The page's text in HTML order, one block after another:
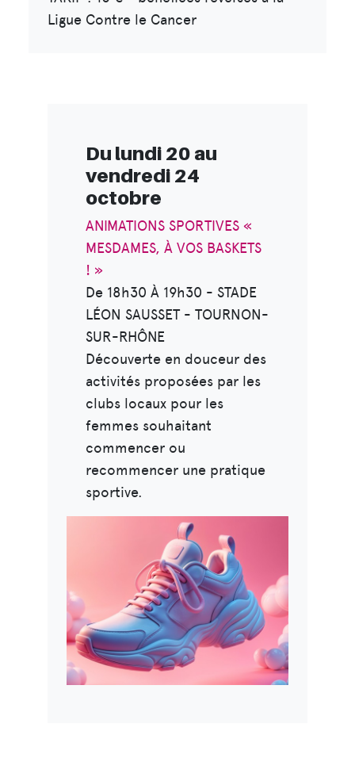
Ligue Contre le Cancer
Du lundi 20 au
vendredi 24
octobre
ANIMATIONS SPORTIVES «
MESDAMES, À VOS BASKETS
! »
De 18h30 À 19h30 - STADE
LÉON SAUSSET - TOURNON-
SUR-RHÔNE
Découverte en douceur des
activités proposées par les
clubs locaux pour les
femmes souhaitant
commencer ou
recommencer une pratique
sportive.